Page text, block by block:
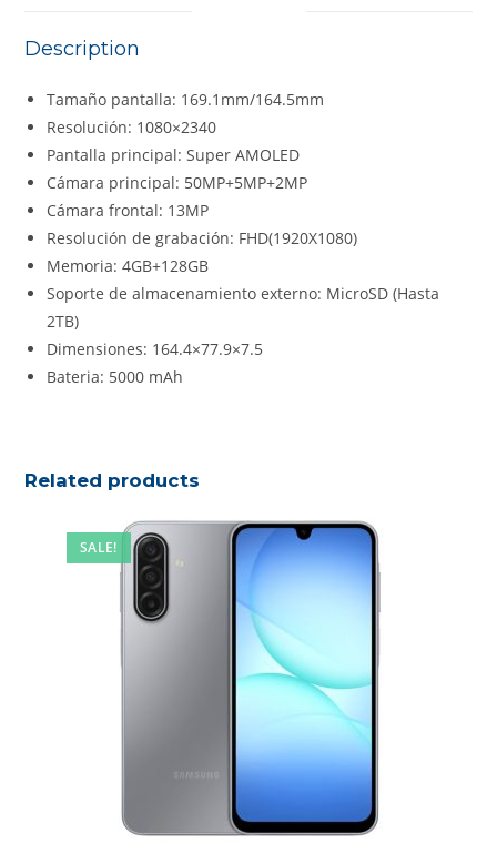
Description
Tamaño pantalla: 169.1mm/164.5mm
Resolución: 1080×2340
Pantalla principal: Super AMOLED
Cámara principal: 50MP+5MP+2MP
Cámara frontal: 13MP
Resolución de grabación: FHD(1920X1080)
Memoria: 4GB+128GB
Soporte de almacenamiento externo: MicroSD (Hasta
2TB)
Dimensiones: 164.4×77.9×7.5
Bateria: 5000 mAh
Related products
SALE!